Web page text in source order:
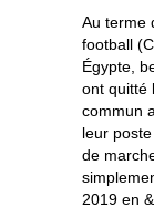
Au terme
football
Égypte,
ont quitté
commun
leur
de
2019 en